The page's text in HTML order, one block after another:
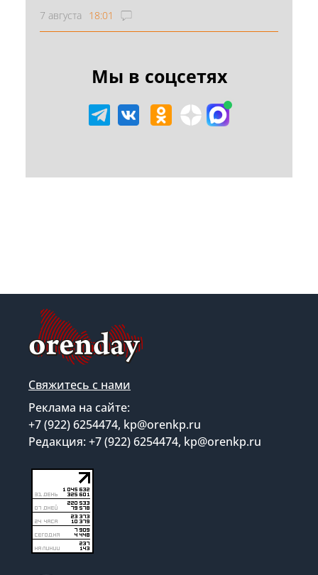
7 августа 18:01
Мы в соцсетях
Свяжитесь с нами
Реклама на сайте:
+7 (922) 6254474, kp@orenkp.ru
Редакция: +7 (922) 6254474, kp@orenkp.ru